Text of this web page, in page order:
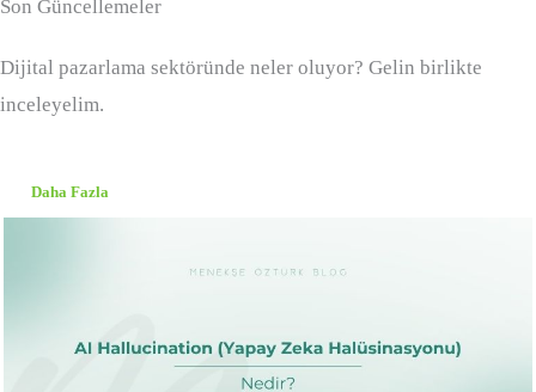
Son Güncellemeler
Dijital pazarlama sektöründe neler oluyor? Gelin birlikte
inceleyelim.
Daha Fazla